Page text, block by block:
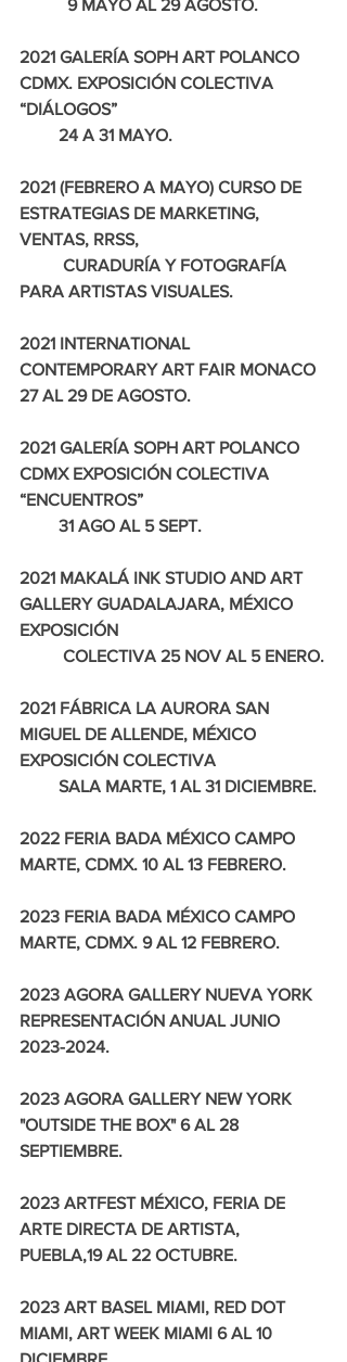
           9 MAYO AL 29 AGOSTO.
2021 GALERÍA SOPH ART POLANCO
CDMX. EXPOSICIÓN COLECTIVA
“DIÁLOGOS”
         24 A 31 MAYO.
2021 (FEBRERO A MAYO) CURSO DE
ESTRATEGIAS DE MARKETING,
VENTAS, RRSS,
PARA ARTISTAS VISUALES.
2021 INTERNATIONAL
CONTEMPORARY ART FAIR MONACO
27 AL 29 DE AGOSTO.
2021 GALERÍA SOPH ART POLANCO
CDMX EXPOSICIÓN COLECTIVA
“ENCUENTROS”
         31 AGO AL 5 SEPT.
2021 MAKALÁ INK STUDIO AND ART
GALLERY GUADALAJARA, MÉXICO
EXPOSICIÓN
          COLECTIVA 25 NOV AL 5 ENERO.
2021 FÁBRICA LA AURORA SAN
MIGUEL DE ALLENDE, MÉXICO
EXPOSICIÓN COLECTIVA
         SALA MARTE, 1 AL 31 DICIEMBRE.
2022 FERIA BADA MÉXICO CAMPO
MARTE, CDMX. 10 AL 13 FEBRERO.
2023 FERIA BADA MÉXICO CAMPO
MARTE, CDMX. 9 AL 12 FEBRERO.
2023 AGORA GALLERY NUEVA YORK
REPRESENTACIÓN ANUAL JUNIO
2023-2024.
2023 AGORA GALLERY NEW YORK
"OUTSIDE THE BOX" 6 AL 28
SEPTIEMBRE.
2023 ARTFEST MÉXICO, FERIA DE
ARTE DIRECTA DE ARTISTA,
PUEBLA,19 AL 22 OCTUBRE.
2023 ART BASEL MIAMI, RED DOT
MIAMI, ART WEEK MIAMI 6 AL 10